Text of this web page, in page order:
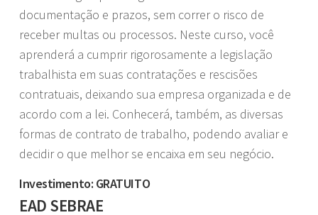
documentação e prazos, sem correr o risco de
receber multas ou processos. Neste curso, você
aprenderá a cumprir rigorosamente a legislação
trabalhista em suas contratações e rescisões
contratuais, deixando sua empresa organizada e de
acordo com a lei. Conhecerá, também, as diversas
formas de contrato de trabalho, podendo avaliar e
decidir o que melhor se encaixa em seu negócio.
Investimento: GRATUITO
EAD SEBRAE